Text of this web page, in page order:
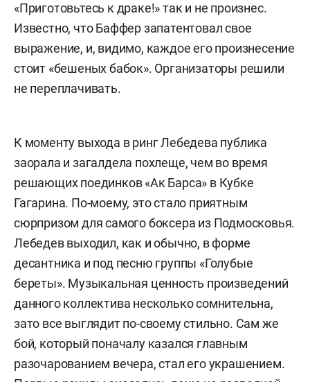
«Приготовьтесь к драке!» так и не произнес.
Известно, что Баффер запатентовал свое
выражение, и, видимо, каждое его произнесение
стоит «бешеных бабок». Организаторы решили
не переплачивать.
К моменту выхода в ринг Лебедева публика
заорала и загалдела похлеще, чем во время
решающих поединков «Ак Барса» в Кубке
Гагарина. По-моему, это стало приятным
сюрпризом для самого боксера из Подмосковья.
Лебедев выходил, как и обычно, в форме
десантника и под песню группы «Голубые
береты». Музыкальная ценность произведений
данного коллектива несколько сомнительна,
зато все выглядит по-своему стильно. Сам же
бой, который поначалу казался главным
разочарованием вечера, стал его украшением.